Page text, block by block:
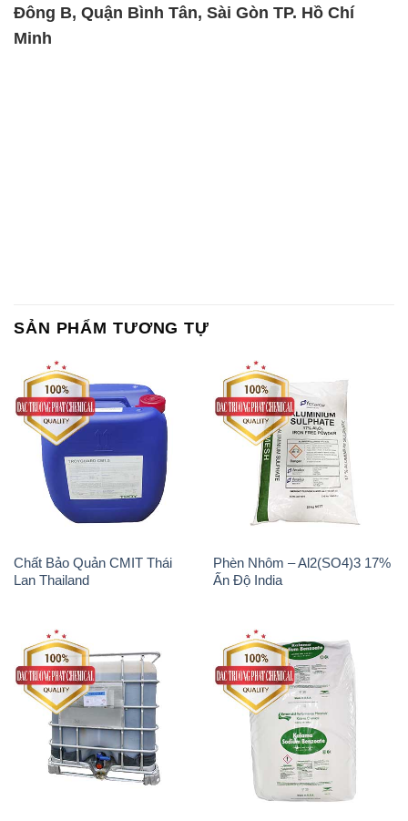
Đông B, Quận Bình Tân, Sài Gòn TP. Hồ Chí
Minh
SẢN PHẨM TƯƠNG TỰ
Chất Bảo Quản CMIT Thái
Lan Thailand
Phèn Nhôm – Al2(SO4)3 17%
Ấn Độ India